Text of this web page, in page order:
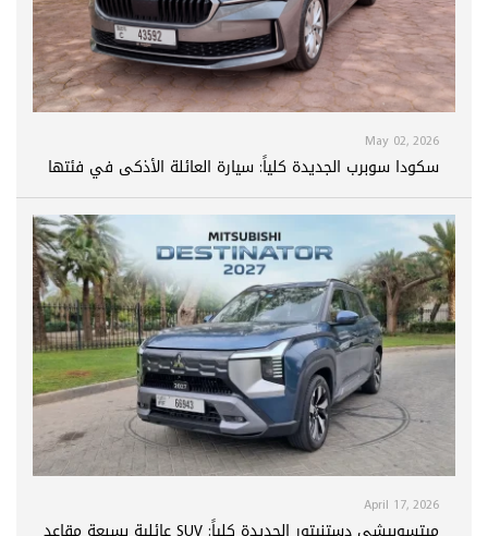
May 02, 2026
سكودا سوبرب الجديدة كلياً: سيارة العائلة الأذكى في فئتها
April 17, 2026